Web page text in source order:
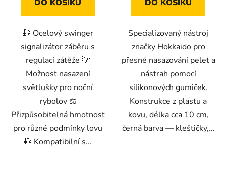
DO KOŠÍKU
🎣 Ocelový swinger
signalizátor záběru s
regulací zátěže 💡
Možnost nasazení
světlušky pro noční
rybolov ⚖️
Přizpůsobitelná hmotnost
pro různé podmínky lovu
🎣 Kompatibilní s...
DO KOŠÍKU
Specializovaný nástroj
značky Hokkaido pro
přesné nasazování pelet a
nástrah pomocí
silikonových gumiček.
Konstrukce z plastu a
kovu, délka cca 10 cm,
černá barva — kleštičky,...